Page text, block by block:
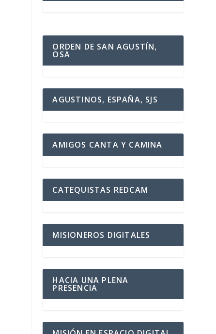
ORDEN DE SAN AGUSTÍN,
OSA
AGUSTINOS, ESPAÑA, SJS
AMIGOS CANTA Y CAMINA
CATEQUISTAS REDCAM
MISIONEROS DIGITALES
HACIA UNA PLENA
PRESENCIA